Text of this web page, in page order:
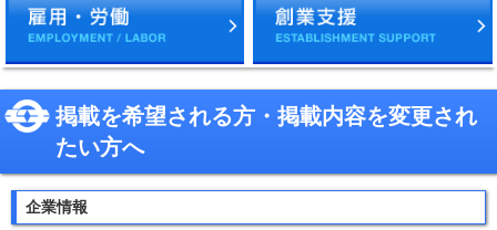
掲載を希望される方・掲載内容を変更され
たい方へ
企業情報